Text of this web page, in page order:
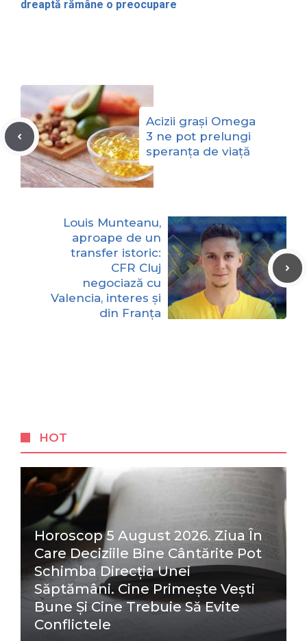
dreaptă rămâne o preocupare
Acizii grași Omega
3 ne pot prelungi
speranța de viață
Louis Munteanu,
aproape de un
transfer istoric:
CFR Cluj
negociază cu
Valencia, interes și
din Franța
HOT
Horoscop 5 August 2026. Ziua În
Care Deciziile Bine Cântărite Pot
Schimba Direcția Unei
Săptămâni. Cine Primește Vești
Bune Și Cine Trebuie Să Evite
Conflictele